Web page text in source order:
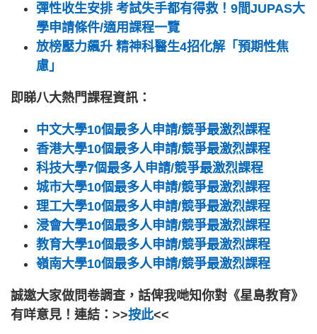
彈性收生安排 考試失手都有得救！9間JUPAS大
學申請條件/適用課程一覽
放榜壓力飆升 精神科醫生4招化解「預期性焦
慮」
即睇八大熱門課程資訊：
中文大學10個最多人申請/競爭最激烈課程
香港大學10個最多人申請/競爭最激烈課程
科技大學7個最多人申請/競爭最激烈課程
城市大學10個最多人申請/競爭最激烈課程
理工大學10個最多人申請/競爭最激烈課程
浸會大學10個最多人申請/競爭最激烈課程
教育大學10個最多人申請/競爭最激烈課程
嶺南大學10個最多人申請/競爭最激烈課程
誠邀大家做問卷調查，話俾我哋知你對《星島教育》
有咩意見！連結：>>按此<<